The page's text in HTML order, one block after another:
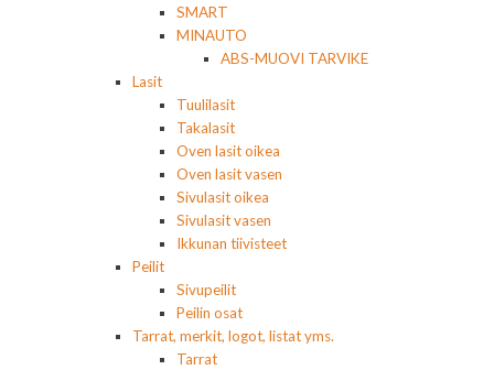
SMART
MINAUTO
ABS-MUOVI TARVIKE
Lasit
Tuulilasit
Takalasit
Oven lasit oikea
Oven lasit vasen
Sivulasit oikea
Sivulasit vasen
Ikkunan tiivisteet
Peilit
Sivupeilit
Peilin osat
Tarrat, merkit, logot, listat yms.
Tarrat